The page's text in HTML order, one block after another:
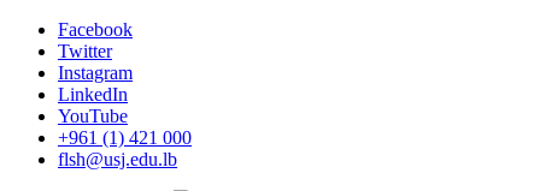
Facebook
Twitter
Instagram
LinkedIn
YouTube
+961 (1) 421 000
flsh@usj.edu.lb